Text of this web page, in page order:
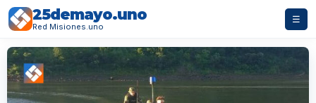
25demayo.uno
Red Misiones.uno
☰